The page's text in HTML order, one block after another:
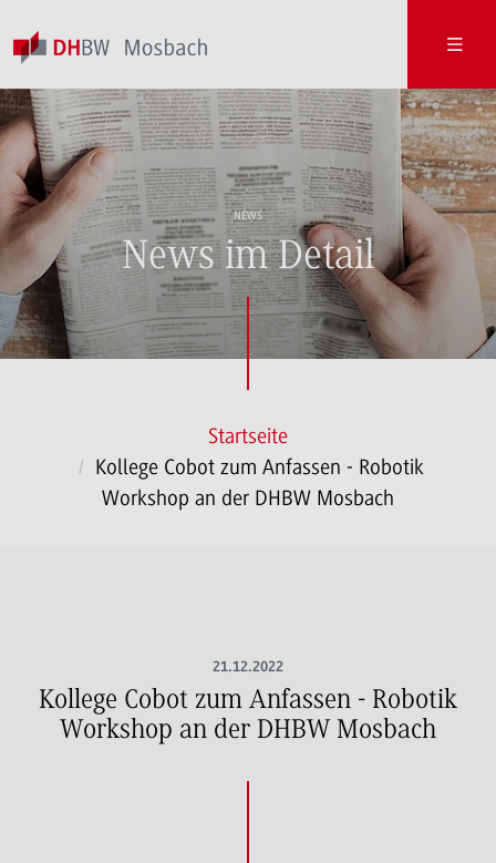
NEWS
News im Detail
Startseite
Kollege Cobot zum Anfassen - Robotik
Workshop an der DHBW Mosbach
21.12.2022
Kollege Cobot zum Anfassen - Robotik
Workshop an der DHBW Mosbach